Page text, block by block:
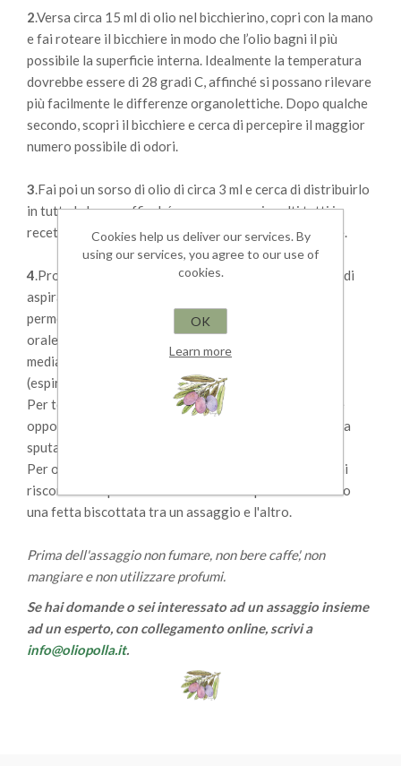
2.Versa circa 15 ml di olio nel bicchierino, copri con la mano
e fai roteare il bicchiere in modo che l’olio bagni il più
possibile la superficie interna. Idealmente la temperatura
dovrebbe essere di 28 gradi C, affinché si possano rilevare
più facilmente le differenze organolettiche. Dopo qualche
secondo, scopri il bicchiere e cerca di percepire il maggior
numero possibile di odori.
3.Fai poi un sorso di olio di circa 3 ml e cerca di distribuirlo
in tutta la bocca affinché ne vengano coinvolti tutti i
recettori e possa percepire bene l'amaro ed il piccante.
4.Procedi poi con lo ' strippaggio', ovvero fai una serie di
aspirazioni brevi e ripetute attraverso la bocca,
permettendo sia di estendere il campione nella cavità
orale, sia di percepire i componenti volatili aromatici
mediante il passaggio forzato per via retronasale
(espirazione).
Per tener conto della sensazione tattile del piccante è
opportuno che deglutisca l'olio, altrimenti puoi usare la
sputacchiera.
Per ogni fase annota sulla scheda le sensazioni che hai
riscontrato e pulisci la bocca con uno spicchio di mela o
una fetta biscottata tra un assaggio e l'altro.
Prima dell'assaggio non fumare, non bere caffe', non
mangiare e non utilizzare profumi.
Se hai domande o sei interessato ad un assaggio insieme
ad un esperto, con collegamento online, scrivi a
info@oliopolla.it.
Cookies help us deliver our services. By
using our services, you agree to our use of
cookies.
OK
Learn more